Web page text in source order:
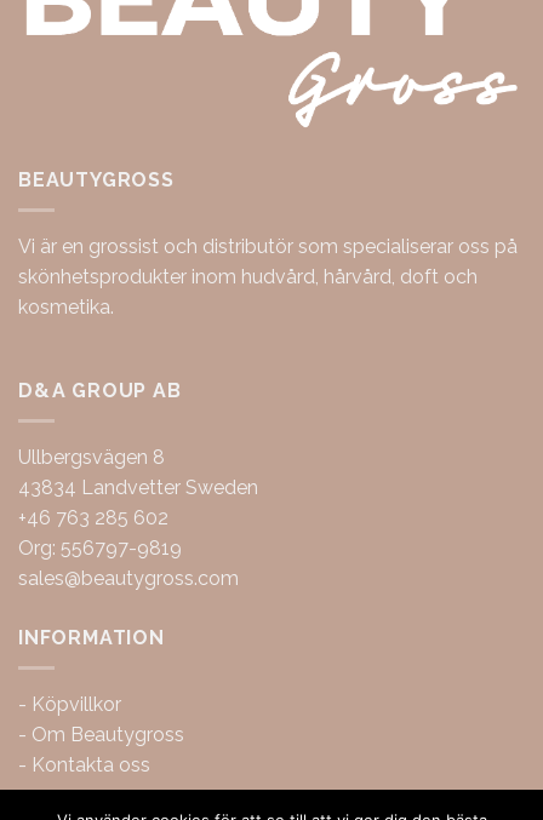
BEAUTYGROSS
Vi är en grossist och distributör som specialiserar oss på
skönhetsprodukter inom hudvård, hårvård, doft och
kosmetika.
D&A GROUP AB
Ullbergsvägen 8
43834 Landvetter Sweden
+46 763 285 602
Org: 556797-9819
sales@beautygross.com
INFORMATION
- Köpvillkor
- Om Beautygross
- Kontakta oss